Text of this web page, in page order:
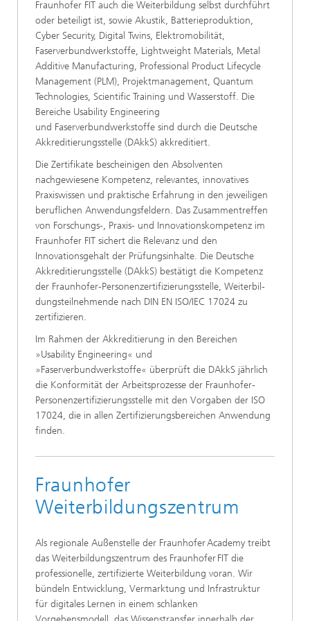
Fraunhofer FIT auch die Weiterbildung selbst durchführt
oder beteiligt ist, sowie Akustik, Batterieproduktion,
Cyber Security, Digital Twins, Elektromobilität,
Faserverbundwerkstoffe, Lightweight Materials, Metal
Additive Manufacturing, Professional Product Lifecycle
Management (PLM), Projektmanagement, Quantum
Technologies, Scientific Training und Wasserstoff. Die
Bereiche Usability Engineering
und Faserverbundwerkstoffe sind durch die Deutsche
Akkreditierungsstelle (DAkkS) akkreditiert.
Die Zertifikate bescheinigen den Absolventen
nachgewiesene Kompetenz, relevantes, innovatives
Praxiswissen und praktische Erfahrung in den jeweiligen
beruflichen Anwendungsfeldern. Das Zusammentreffen
von Forschungs-, Praxis- und Innovationskompetenz im
Fraunhofer FIT sichert die Relevanz und den
Innovationsgehalt der Prüfungsinhalte. Die Deutsche
Akkreditierungsstelle (DAkkS) bestätigt die Kompetenz
der Fraunhofer-Personenzerti­fi­zierungsstelle, Weiterbil­
dungsteilnehmende nach DIN EN ISO/IEC 17024 zu
zertifizieren.
Im Rahmen der Akkreditierung in den Bereichen
»Usability Engineering« und
»Faserverbundwerkstoffe« überprüft die DAkkS jährlich
die Konformität der Arbeitsprozesse der Fraunhofer-
Personenzertifizierungsstelle mit den Vorgaben der ISO
17024, die in allen Zertifizierungsberei­chen Anwendung
finden.
Fraunhofer
Weiterbildungszentrum
Als regionale Außenstelle der Fraunhofer Academy treibt
das Weiterbildungszentrum des Fraunhofer FIT die
professionelle, zertifizierte Weiterbildung voran. Wir
bündeln Entwicklung, Vermarktung und Infrastruktur
für digitales Lernen in einem schlanken